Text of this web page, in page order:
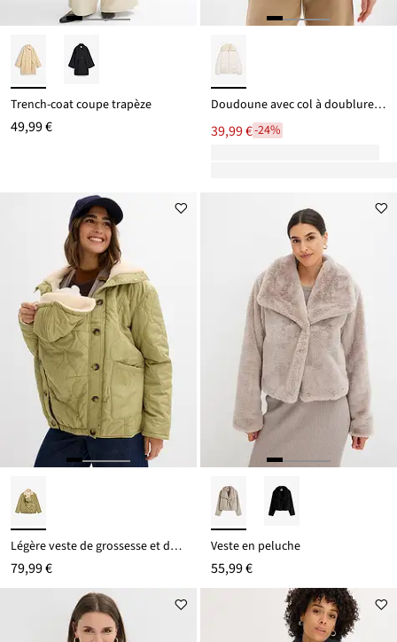
Trench-coat coupe trapèze
49,99 €
Doudoune avec col à doublure peluche
39,99 €-24%
Légère veste de grossesse et de portage 3-en-1 avec doublure sherpa
79,99 €
Veste en peluche
55,99 €